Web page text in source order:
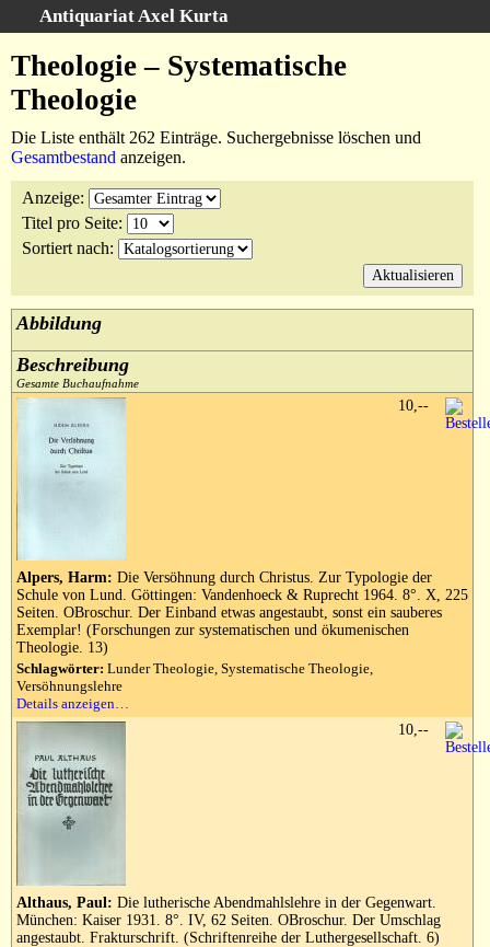
Antiquariat Axel Kurta
Startseite
Sachgebiete
Schlagwörter
Kataloge
Ankauf
Anfahrt/Kontakt
Geschäftschronik
Theologie – Systematische
Theologie
Die Liste enthält 262 Einträge. Suchergebnisse löschen und
Gesamtbestand anzeigen.
Anzeige:
Titel pro Seite:
Sortiert nach:
Abbildung
Beschreibung
Gesamte Buchaufnahme
Alpers, Harm: Die Versöhnung durch Christus. Zur Typologie der
Schule von Lund. Göttingen: Vandenhoeck & Ruprecht 1964. 8°. X, 225
Seiten. OBroschur. Der Einband etwas angestaubt, sonst ein sauberes
Exemplar! (Forschungen zur systematischen und ökumenischen
Theologie. 13)
Schlagwörter: Lunder Theologie, Systematische Theologie,
Versöhnungslehre
Details anzeigen…
10,--
Althaus, Paul: Die lutherische Abendmahlslehre in der Gegenwart.
München: Kaiser 1931. 8°. IV, 62 Seiten. OBroschur. Der Umschlag
angestaubt. Frakturschrift. (Schriftenreihe der Luthergesellschaft. 6)
10,--